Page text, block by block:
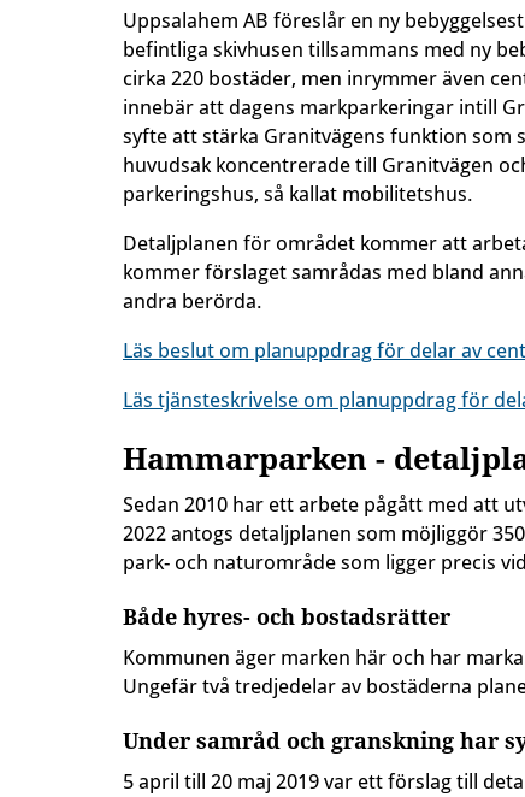
Uppsalahem AB föreslår en ny
befintliga skivhusen tillsammans med ny
cirka 220 bostäder, men inrymmer även
innebär att dagens markparkeringar intill
syfte att stärka Granitvägens funktion som
huvudsak koncentrerade till Granitvägen
parkeringshus, så kallat mobilitetshus.
Detaljplanen för området kommer att
kommer förslaget samrådas med bland
andra berörda.
Läs beslut om planuppdrag för delar av
Läs tjänsteskrivelse om planuppdrag för
Hammarparken -
Sedan 2010 har ett arbete pågått med att
2022 antogs detaljplanen som möjliggör
park- och naturområde som ligger precis
Både hyres- och bostadsrätter
Kommunen äger marken här och har
Ungefär två tredjedelar av bostäderna
Under samråd och granskning har
5 april till 20 maj 2019 var ett förslag till